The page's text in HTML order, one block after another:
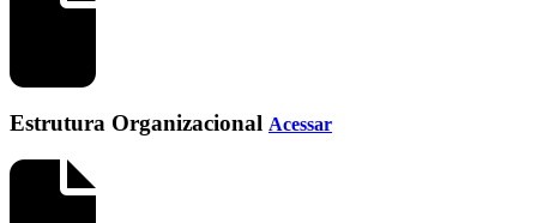
Estrutura Organizacional Acessar